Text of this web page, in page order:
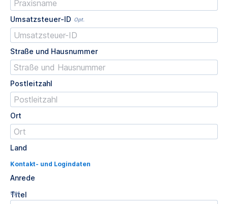
Umsatzsteuer-ID Opt.
Straße und Hausnummer
Postleitzahl
Ort
Land
Kontakt- und Logindaten
Anrede
Titel
Opt.